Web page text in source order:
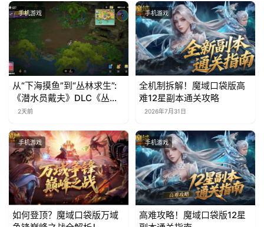
手机游戏
从“下海摸鱼”到“丛林求生”:
《潜水员戴夫》DLC《丛
林》移动端定档8月14日
2天前
手机游戏
全机制拆解！魔域口袋版高
难12星副本通关攻略
2026年7月31日
手机游戏
如何登顶？魔域口袋版万域
手机游戏
高难攻略！魔域口袋版12星